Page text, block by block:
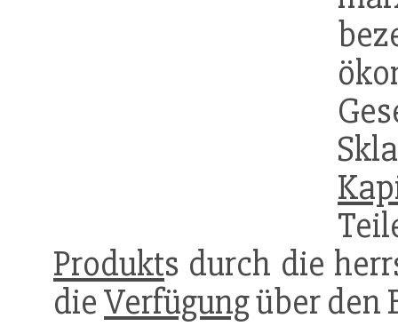
Produkts durch die
dieVerfügungüber den